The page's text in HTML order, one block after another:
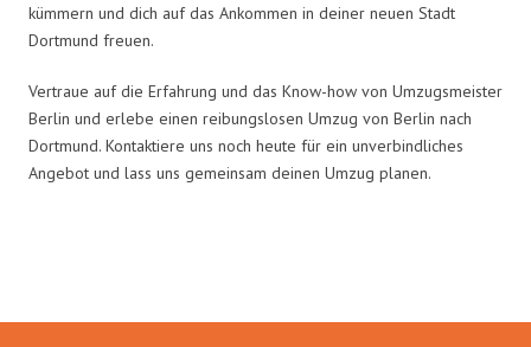
kümmern und dich auf das Ankommen in deiner neuen Stadt
Dortmund freuen.
Vertraue auf die Erfahrung und das Know-how von Umzugsmeister
Berlin und erlebe einen reibungslosen Umzug von Berlin nach
Dortmund. Kontaktiere uns noch heute für ein unverbindliches
Angebot und lass uns gemeinsam deinen Umzug planen.